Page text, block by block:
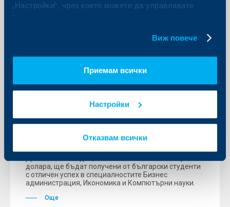
„Настройки“, чрез която можете да управлявате
Виж повече
Приемам всички
Настройки
Отказвам всички
и Източна Европа”.
Райфайзенбанк отпуска стипендии
университет в България
долара, ще бъдат получени от български студенти
с отличен успех в специалностите Бизнес
администрация, Икономика и Компютърни науки.
Още